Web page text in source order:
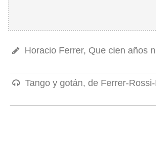
Horacio Ferrer, Que cien años
Tango y gotán, de Ferrer-